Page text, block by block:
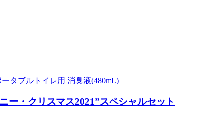
タブルトイレ用 消臭液(480mL)
ー・クリスマス2021”スペシャルセット